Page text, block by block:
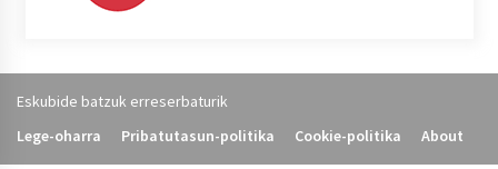
Eskubide batzuk erreserbaturik
Lege-oharra
Pribatutasun-politika Cookie-politika About